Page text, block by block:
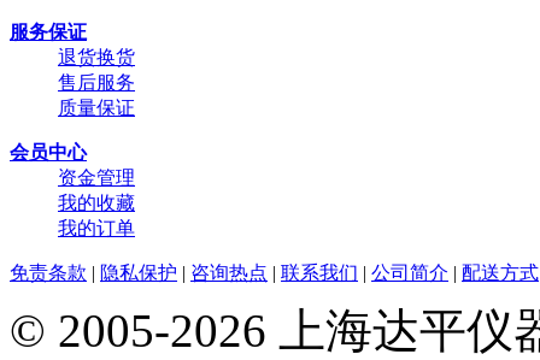
服务保证
退货换货
售后服务
质量保证
会员中心
资金管理
我的收藏
我的订单
免责条款 | 隐私保护 | 咨询热点 | 联系我们 | 公司简介 | 配送方式
© 2005-2026 上海达平